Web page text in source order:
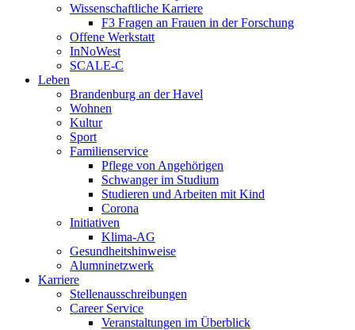
Wissenschaftliche Karriere
F3 Fragen an Frauen in der Forschung
Offene Werkstatt
InNoWest
SCALE-C
Leben
Brandenburg an der Havel
Wohnen
Kultur
Sport
Familienservice
Pflege von Angehörigen
Schwanger im Studium
Studieren und Arbeiten mit Kind
Corona
Initiativen
Klima-AG
Gesundheitshinweise
Alumninetzwerk
Karriere
Stellenausschreibungen
Career Service
Veranstaltungen im Überblick